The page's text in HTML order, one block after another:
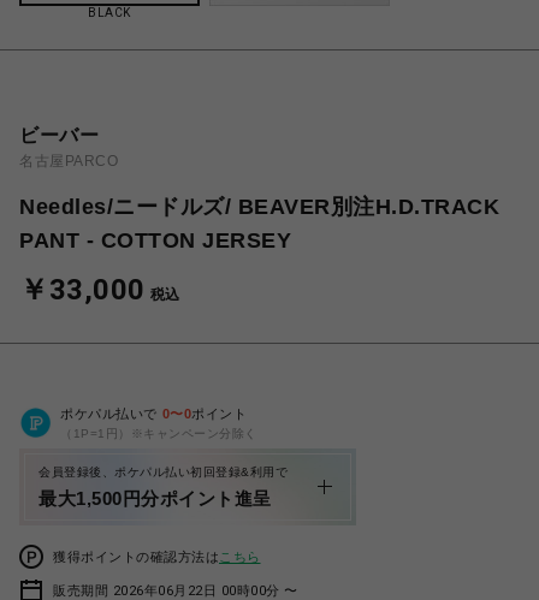
BLACK
ビーバー
名古屋PARCO
Needles/ニードルズ/ BEAVER別注H.D.TRACK
PANT - COTTON JERSEY
￥33,000 税込
ポケパル払いで 0〜0ポイント
（1P=1円）※キャンペーン分除く
会員登録後、ポケパル払い初回登録&利用で
最大1,500円分ポイント進呈
獲得ポイントの確認方法は こちら
販売期間 2026年06月22日 00時00分 〜